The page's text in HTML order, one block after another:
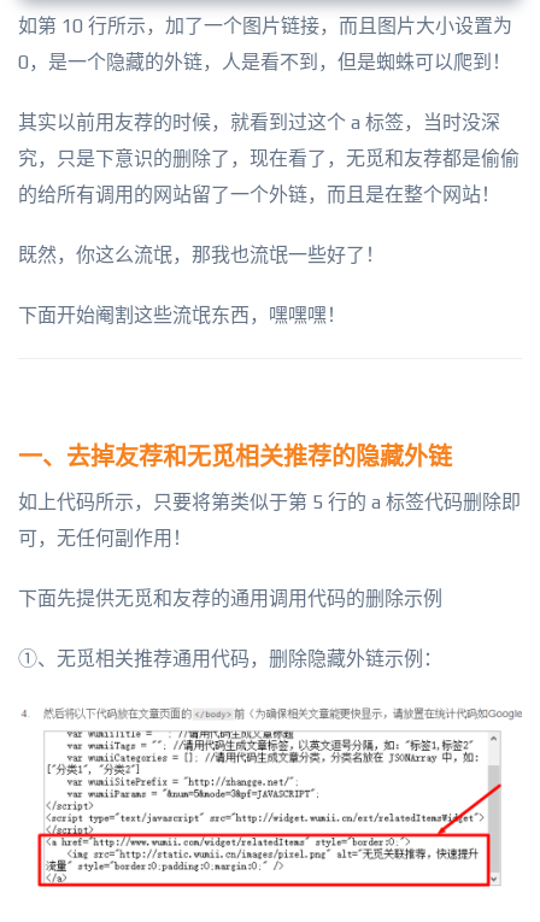
如第 10 行所示，加了一个图片链接，而且图片大小设置为
0，是一个隐藏的外链，人是看不到，但是蜘蛛可以爬到！
其实以前用友荐的时候，就看到过这个 a 标签，当时没深
究，只是下意识的删除了，现在看了，无觅和友荐都是偷偷
的给所有调用的网站留了一个外链，而且是在整个网站！
既然，你这么流氓，那我也流氓一些好了！
下面开始阉割这些流氓东西，嘿嘿嘿！
一、去掉友荐和无觅相关推荐的隐藏外链
如上代码所示，只要将第类似于第 5 行的 a 标签代码删除即
可，无任何副作用！
下面先提供无觅和友荐的通用调用代码的删除示例
①、无觅相关推荐通用代码，删除隐藏外链示例：